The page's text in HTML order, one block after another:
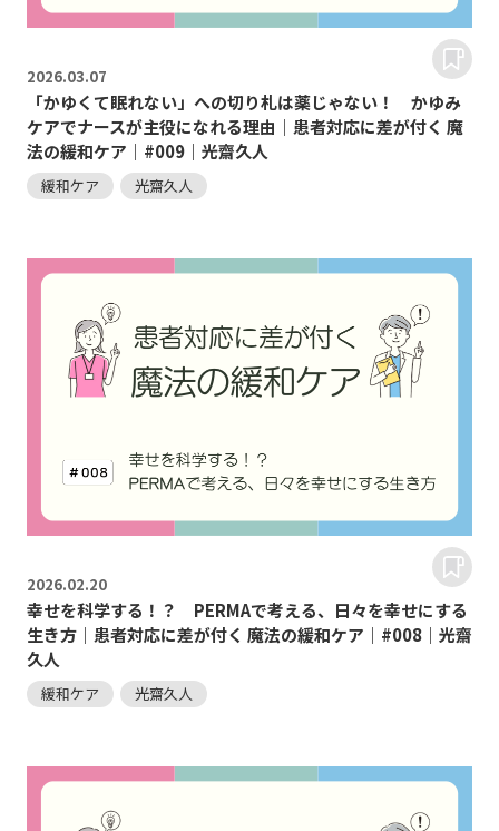
2026.03.07
「かゆくて眠れない」への切り札は薬じゃない！ かゆみ
ケアでナースが主役になれる理由｜患者対応に差が付く 魔
法の緩和ケア｜#009｜光齋久人
緩和ケア 光齋久人
2026.02.20
幸せを科学する！？ PERMAで考える、日々を幸せにする
生き方｜患者対応に差が付く 魔法の緩和ケア｜#008｜光齋
久人
緩和ケア 光齋久人